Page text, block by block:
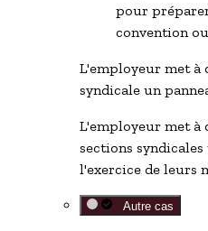
pour
convention
L'employeur met à
syndicale un
L'employeur met à
sections
l'exercice de leurs
Autre cas